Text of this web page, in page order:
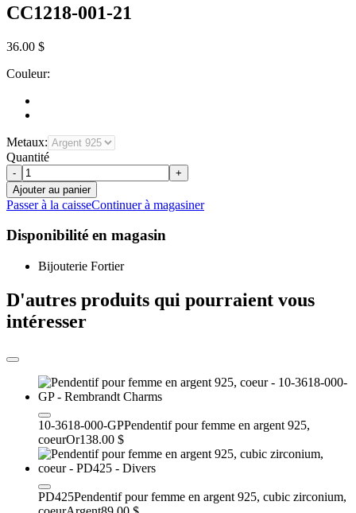
CC1218-001-21
36.00 $
Couleur:
Metaux:
Quantité
-
+
Ajouter au panier
Passer à la caisseContinuer à magasiner
Disponibilité en magasin
Bijouterie Fortier
D'autres produits qui pourraient vous
intéresser
10-3618-000-GPPendentif pour femme en argent 925,
coeurOr138.00 $
PD425Pendentif pour femme en argent 925, cubic zirconium,